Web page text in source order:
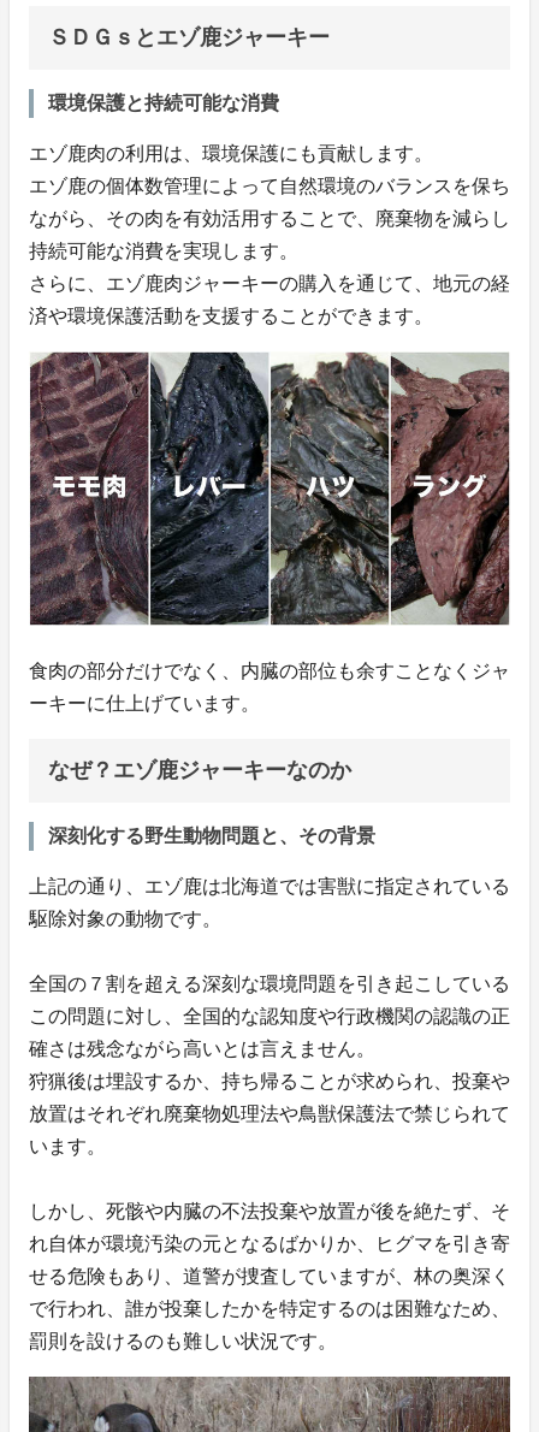
ＳＤＧｓとエゾ鹿ジャーキー
環境保護と持続可能な消費
エゾ鹿肉の利用は、環境保護にも貢献します。
エゾ鹿の個体数管理によって自然環境のバランスを保ち
ながら、その肉を有効活用することで、廃棄物を減らし
持続可能な消費を実現します。
さらに、エゾ鹿肉ジャーキーの購入を通じて、地元の経
済や環境保護活動を支援することができます。
食肉の部分だけでなく、内臓の部位も余すことなくジャ
ーキーに仕上げています。
なぜ？エゾ鹿ジャーキーなのか
深刻化する野生動物問題と、その背景
上記の通り、エゾ鹿は北海道では害獣に指定されている
駆除対象の動物です。
全国の７割を超える深刻な環境問題を引き起こしている
この問題に対し、全国的な認知度や行政機関の認識の正
確さは残念ながら高いとは言えません。
狩猟後は埋設するか、持ち帰ることが求められ、投棄や
放置はそれぞれ廃棄物処理法や鳥獣保護法で禁じられて
います。
しかし、死骸や内臓の不法投棄や放置が後を絶たず、そ
れ自体が環境汚染の元となるばかりか、ヒグマを引き寄
せる危険もあり、道警が捜査していますが、林の奥深く
で行われ、誰が投棄したかを特定するのは困難なため、
罰則を設けるのも難しい状況です。